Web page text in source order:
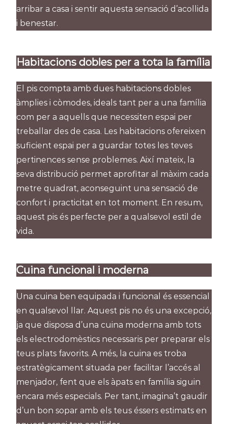
arribar a casa i sentir aquesta sensació d’acollida
i benestar.
Habitacions dobles per a tota la família
El pis compta amb dues habitacions dobles
àmplies i còmodes, ideals tant per a una família
com per a aquells que necessiten espai per
treballar des de casa. Les habitacions ofereixen
suficient espai per a guardar totes les teves
pertinences sense problemes. Així mateix, la
seva distribució permet aprofitar al màxim cada
metre quadrat, aconseguint una sensació de
confort i practicitat en tot moment. En resum,
aquest pis és perfecte per a qualsevol estil de
vida.
Cuina funcional i moderna
Una cuina ben equipada i funcional és essencial
en qualsevol llar. Aquest pis no és una excepció,
ja que disposa d’una cuina moderna amb tots
els electrodomèstics necessaris per preparar els
teus plats favorits. A més, la cuina es troba
estratègicament situada per facilitar l’accés al
menjador, fent que els àpats en família siguin
encara més especials. Per tant, imagina’t gaudir
d’un bon sopar amb els teus éssers estimats en